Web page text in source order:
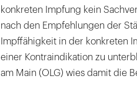
konkreten Impfung kein
nach den Empfehlungen der
Impffähigkeit in der konkreten
einer Kontraindikation zu
am Main (OLG) wies damit die